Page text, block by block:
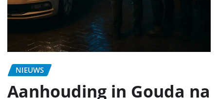
NIEUWS
Aanhouding in Gouda na